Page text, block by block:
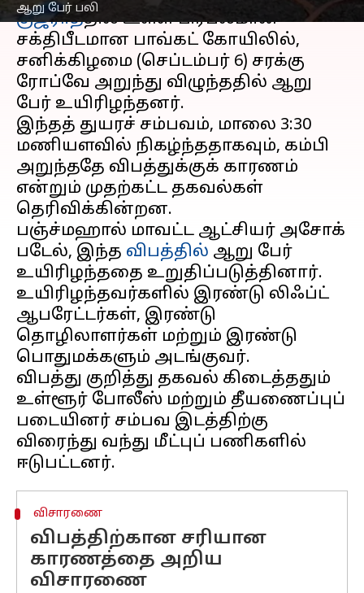
ஆறு பேர் பலி
குஜராத்தில் உள்ள பிரபலமான
சக்திபீடமான பாவ்கட் கோயிலில்,
சனிக்கிழமை (செப்டம்பர் 6) சரக்கு
ரோப்வே அறுந்து விழுந்ததில் ஆறு
பேர் உயிரிழந்தனர்.
இந்தத் துயரச் சம்பவம், மாலை 3:30
மணியளவில் நிகழ்ந்ததாகவும், கம்பி
அறுந்ததே விபத்துக்குக் காரணம்
என்றும் முதற்கட்ட தகவல்கள்
தெரிவிக்கின்றன.
பஞ்ச்மஹால் மாவட்ட ஆட்சியர் அசோக்
படேல், இந்த விபத்தில் ஆறு பேர்
உயிரிழந்ததை உறுதிப்படுத்தினார்.
உயிரிழந்தவர்களில் இரண்டு லிஃப்ட்
ஆபரேட்டர்கள், இரண்டு
தொழிலாளர்கள் மற்றும் இரண்டு
பொதுமக்களும் அடங்குவர்.
விபத்து குறித்து தகவல் கிடைத்ததும்
உள்ளூர் போலீஸ் மற்றும் தீயணைப்புப்
படையினர் சம்பவ இடத்திற்கு
விரைந்து வந்து மீட்புப் பணிகளில்
விசாரணை
விபத்திற்கான சரியான
காரணத்தை அறிய
விசாரணை